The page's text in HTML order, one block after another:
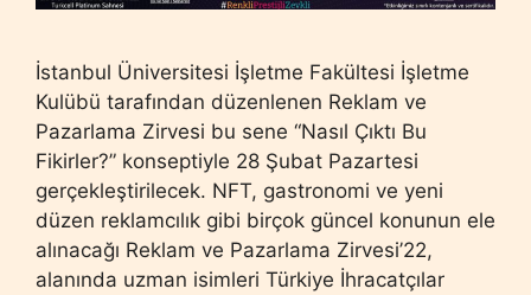
İstanbul Üniversitesi İşletme Fakültesi İşletme
Kulübü tarafından düzenlenen Reklam ve
Pazarlama Zirvesi bu sene “Nasıl Çıktı Bu
Fikirler?” konseptiyle 28 Şubat Pazartesi
gerçekleştirilecek. NFT, gastronomi ve yeni
düzen reklamcılık gibi birçok güncel konunun ele
alınacağı Reklam ve Pazarlama Zirvesi’22,
alanında uzman isimleri Türkiye İhracatçılar